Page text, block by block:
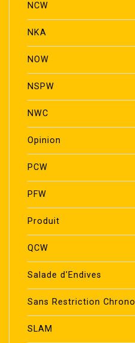
NCW
NKA
NOW
NSPW
NWC
Opinion
PCW
PFW
Produit
QCW
Salade d'Endives
Sans Restriction Chrono
SLAM